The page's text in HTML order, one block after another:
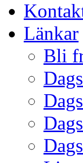
Länkar
Bli